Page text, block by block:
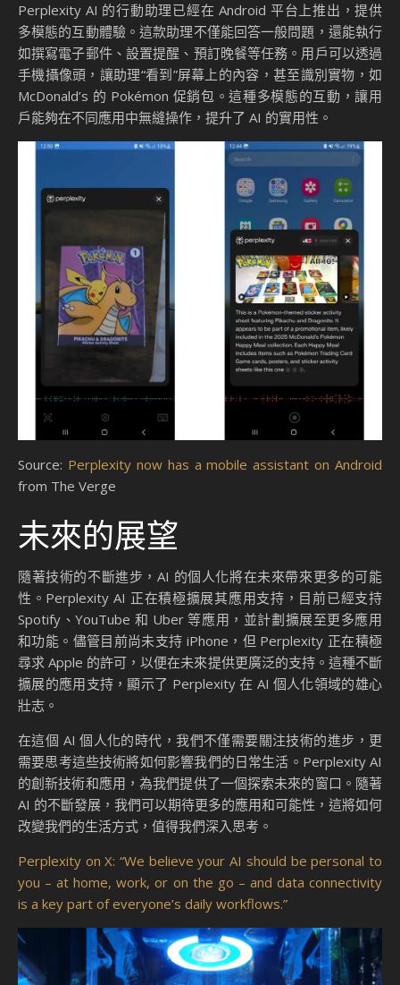
Perplexity AI 的行動助理已經在 Android 平台上推出，提供
多模態的互動體驗。這款助理不僅能回答一般問題，還能執行
如撰寫電子郵件、設置提醒、預訂晚餐等任務。用戶可以透過
手機攝像頭，讓助理“看到”屏幕上的內容，甚至識別實物，如
McDonald’s 的 Pokémon 促銷包。這種多模態的互動，讓用
戶能夠在不同應用中無縫操作，提升了 AI 的實用性。
Source: Perplexity now has a mobile assistant on Android
from The Verge
未來的展望
隨著技術的不斷進步，AI 的個人化將在未來帶來更多的可能
性。Perplexity AI 正在積極擴展其應用支持，目前已經支持
Spotify、YouTube 和 Uber 等應用，並計劃擴展至更多應用
和功能。儘管目前尚未支持 iPhone，但 Perplexity 正在積極
尋求 Apple 的許可，以便在未來提供更廣泛的支持。這種不斷
擴展的應用支持，顯示了 Perplexity 在 AI 個人化領域的雄心
壯志。
在這個 AI 個人化的時代，我們不僅需要關注技術的進步，更
需要思考這些技術將如何影響我們的日常生活。Perplexity AI
的創新技術和應用，為我們提供了一個探索未來的窗口。隨著
AI 的不斷發展，我們可以期待更多的應用和可能性，這將如何
改變我們的生活方式，值得我們深入思考。
Perplexity on X: “We believe your AI should be personal to
you – at home, work, or on the go – and data connectivity
is a key part of everyone’s daily workflows.”